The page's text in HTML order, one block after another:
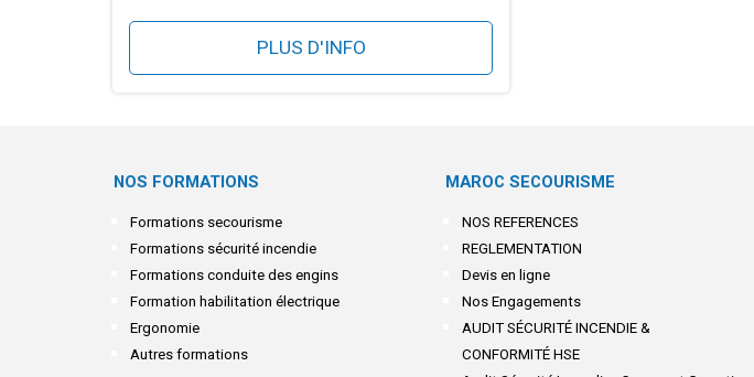
PLUS D'INFO
NOS FORMATIONS
Formations secourisme
Formations sécurité incendie
Formations conduite des engins
Formation habilitation électrique
Ergonomie
Autres formations
MAROC SECOURISME
NOS REFERENCES
REGLEMENTATION
Devis en ligne
Nos Engagements
AUDIT SÉCURITÉ INCENDIE &
CONFORMITÉ HSE